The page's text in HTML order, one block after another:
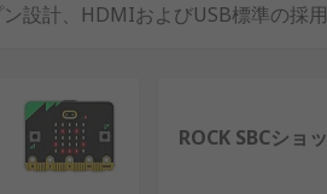
設計、HDMIおよびUSB標準の採
方を効率的に設計、構築、テス
ROCK SBCショ